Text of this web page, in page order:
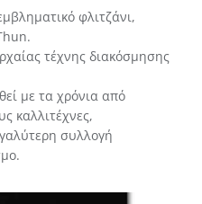
φλιτζάνι,
τέχνης διακόσμησης
με τα χρόνια από
καλλιτέχνες,
συλλογή